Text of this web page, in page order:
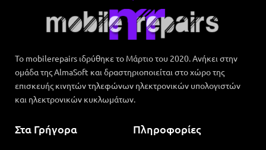
Το mobilerepairs ιδρύθηκε το Μάρτιο του 2020. Ανήκει στην
ομάδα της AlmaSoft και δραστηριοποιείται στο χώρο της
επισκευής κινητών τηλεφώνων ηλεκτρονικών υπολογιστών
και ηλεκτρονικών κυκλωμάτων.
Στα Γρήγορα Πληροφορίες